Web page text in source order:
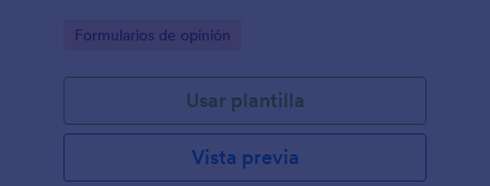
Go to Category:
Formularios de opinión
Usar plantilla
Vista previa